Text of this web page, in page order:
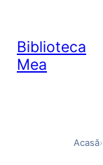
content
Biblioteca
Mea
Acasă›